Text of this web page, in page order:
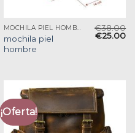
MOCHILA PIEL HOMBRE
mochila piel
hombre
€38.00
€25.00
¡Oferta!